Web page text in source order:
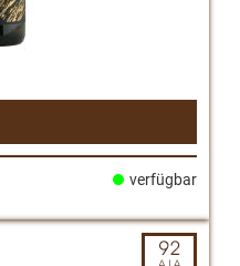
verfügbar